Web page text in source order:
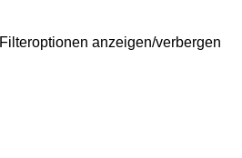
Filteroptionen anzeigen/verbergen